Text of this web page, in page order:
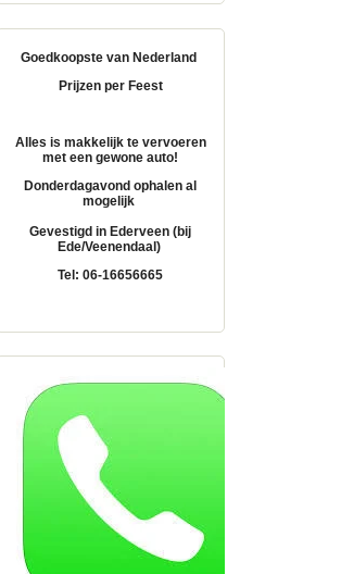
Goedkoopste van Nederland
Prijzen per Feest
Alles is makkelijk te vervoeren
met een gewone auto!
Donderdagavond ophalen al
mogelijk
Gevestigd in Ederveen (bij
Ede/Veenendaal)
Tel: 06-16656665